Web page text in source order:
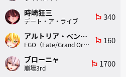
時崎狂三
デート・ア・ライブ
emoji_flags 340
アルトリア・ペンドラゴン(ランサー)
FGO（Fate/Grand Order）
emoji_flags 160
ブローニャ
崩壊3rd
emoji_flags 1700